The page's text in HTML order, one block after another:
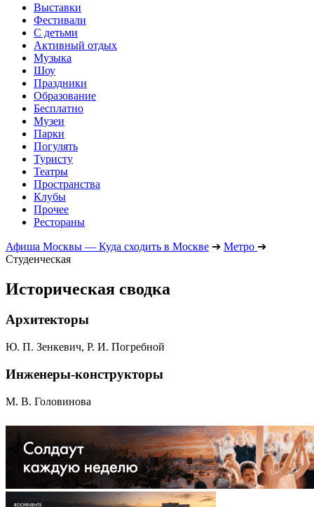
Выставки
Фестивали
С детьми
Активный отдых
Музыка
Шоу
Праздники
Образование
Бесплатно
Музеи
Парки
Погулять
Туристу
Театры
Пространства
Клубы
Прочее
Рестораны
Афиша Москвы — Куда сходить в Москве ➔ Метро ➔
Студенческая
Историческая сводка
Архитекторы
Ю. П. Зенкевич, Р. И. Погребной
Инженеры-конструкторы
М. В. Головинова